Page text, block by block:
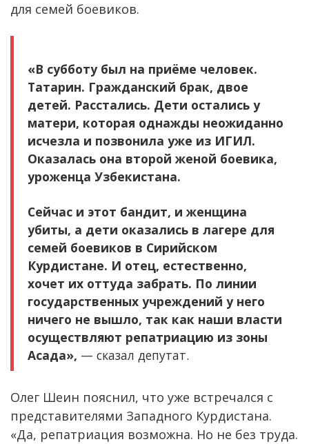
для семей боевиков.
«В субботу был на приёме человек.
Татарин. Гражданский брак, двое
детей. Расстались. Дети остались у
матери, которая однажды неожиданно
исчезла и позвонила уже из ИГИЛ.
Оказалась она второй женой боевика,
уроженца Узбекистана.
Сейчас и этот бандит, и женщина
убиты, а дети оказались в лагере для
семей боевиков в Сирийском
Курдистане. И отец, естественно,
хочет их оттуда забрать. По линии
государственных учреждений у него
ничего не вышло, так как наши власти
осуществляют репатриацию из зоны
Асада», — сказал депутат.
Олег Шеин пояснил, что уже встречался с
представителями Западного Курдистана.
«Да, репатриация возможна. Но не без труда.